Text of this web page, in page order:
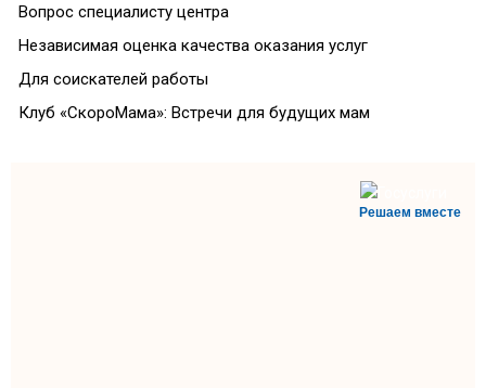
Вопрос специалисту центра
Независимая оценка качества оказания услуг
Для соискателей работы
Клуб «СкороМама»: Встречи для будущих мам
Решаем вместе